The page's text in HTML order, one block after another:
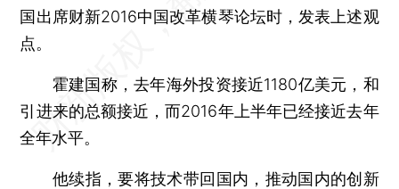
国出席财新2016中国改革横琴论坛时，发表上述观
点。
霍建国称，去年海外投资接近1180亿美元，和
引进来的总额接近，而2016年上半年已经接近去年
全年水平。
他续指，要将技术带回国内，推动国内的创新